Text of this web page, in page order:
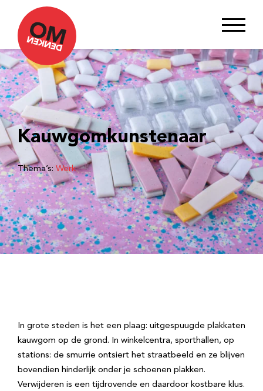
Kauwgomkunstenaar
Thema’s: Werk
In grote steden is het een plaag: uitgespuugde plakkaten
kauwgom op de grond. In winkelcentra, sporthallen, op
stations: de smurrie ontsiert het straatbeeld en ze blijven
bovendien hinderlijk onder je schoenen plakken.
Verwijderen is een tijdrovende en daardoor kostbare klus.